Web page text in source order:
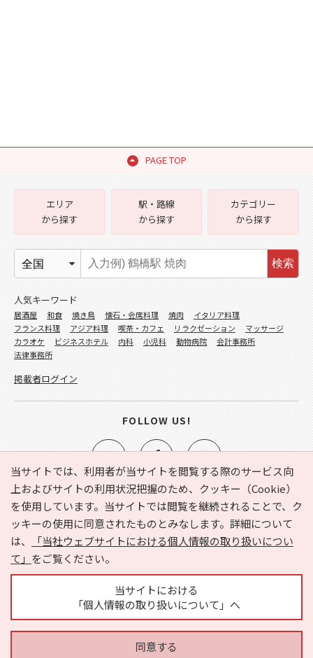
PAGE TOP
当サイトでは、利用者が当サイトを閲覧する際のサービス向
上およびサイトの利用状況把握のため、クッキー（Cookie）
を使用しています。当サイトでは閲覧を継続されることで、ク
ッキーの使用に同意されたものとみなします。詳細について
は、
「当社ウェブサイトにおける個人情報の取り扱いについ
て」 をご覧ください。
当サイトにおける
「個人情報の取り扱いについて」へ
同意する
e-NAVITA（イーナビタ）とは？ お気に入り
ヘルプ
利用規約
個人情報の取り扱いについて
運営会社
サイトマップ
広告掲載に関するお問い合わせ
エリア
から探す
駅・路線
から探す
カテゴリー
から探す
検索
人気キーワード
居酒屋 和食 焼き鳥 懐石・会席料理 焼肉
イタリア料理
フランス料理
アジア料理 喫茶・カフェ リラクゼーション
マッサージ
カラオケ
ビジネスホテル 内科 小児科 動物病院
会計事務所
法律事務所
掲載者ログイン
FOLLOW US!